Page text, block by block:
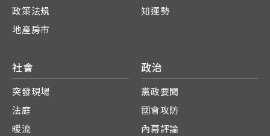
政策法規
地產房市
知運勢
社會
突發現場
法庭
暖流
政治
黨政要聞
國會攻防
內幕評論